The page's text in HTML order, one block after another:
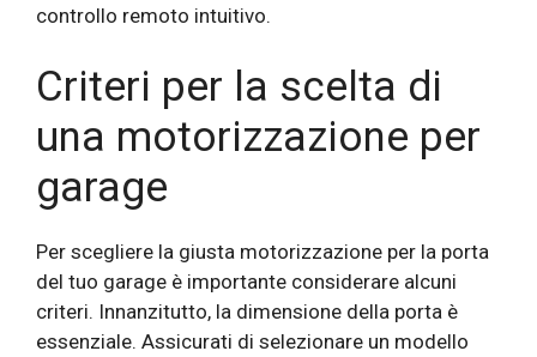
controllo remoto intuitivo.
Criteri per la scelta di
una motorizzazione per
garage
Per scegliere la giusta motorizzazione per la porta
del tuo garage è importante considerare alcuni
criteri. Innanzitutto, la dimensione della porta è
essenziale. Assicurati di selezionare un modello